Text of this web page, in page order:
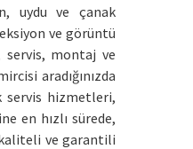
uydu ve çanak
ve görüntü
servis, montaj ve
aradığınızda
servis hizmetleri,
en hızlı sürede,
ve garantili